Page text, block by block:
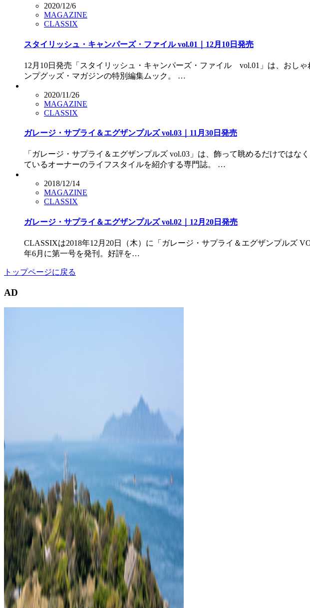
2020/12/6
MAGAZINE
CLASSIX
スタイリッシュ・キャンパーズ・ファイル vol.01｜12月10日発売
12月10日発売「スタイリッシュ・キャンパーズ・ファイル vol.01」は、おし
ンプグッズ・マガジンの特別編集ムック。 …
2020/11/26
MAGAZINE
CLASSIX
ガレージ・サプライ＆エグザンプルズ vol.03｜11月30日発売
「ガレージ・サプライ＆エグザンプルズ vol.03」は、飾って眺めるだけでは
ているオーナーのライフスタイルを紹介する専門誌。 …
2018/12/14
MAGAZINE
CLASSIX
ガレージ・サプライ＆エグザンプルズ vol.02｜12月20日発売
CLASSIXは2018年12月20日（木）に「ガレージ・サプライ＆エグザンプルズ
年6月に第一号を発刊。好評を…
トップページに戻る
AD